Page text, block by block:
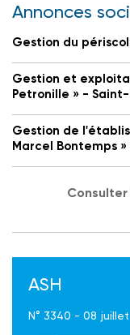
Annonces
Gestion du
Gestion et
Petronille » -
Gestion de
Marcel Bontemps
ASH
N° 3340 - 08 juillet